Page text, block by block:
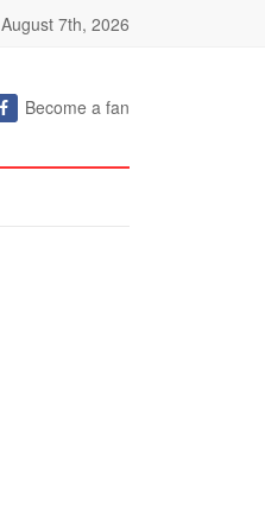
August 7th, 2026
Become a fan